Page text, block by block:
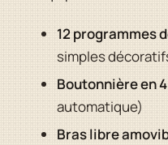
12 programmes
simples
Boutonnière en
automatique)
Bras libre